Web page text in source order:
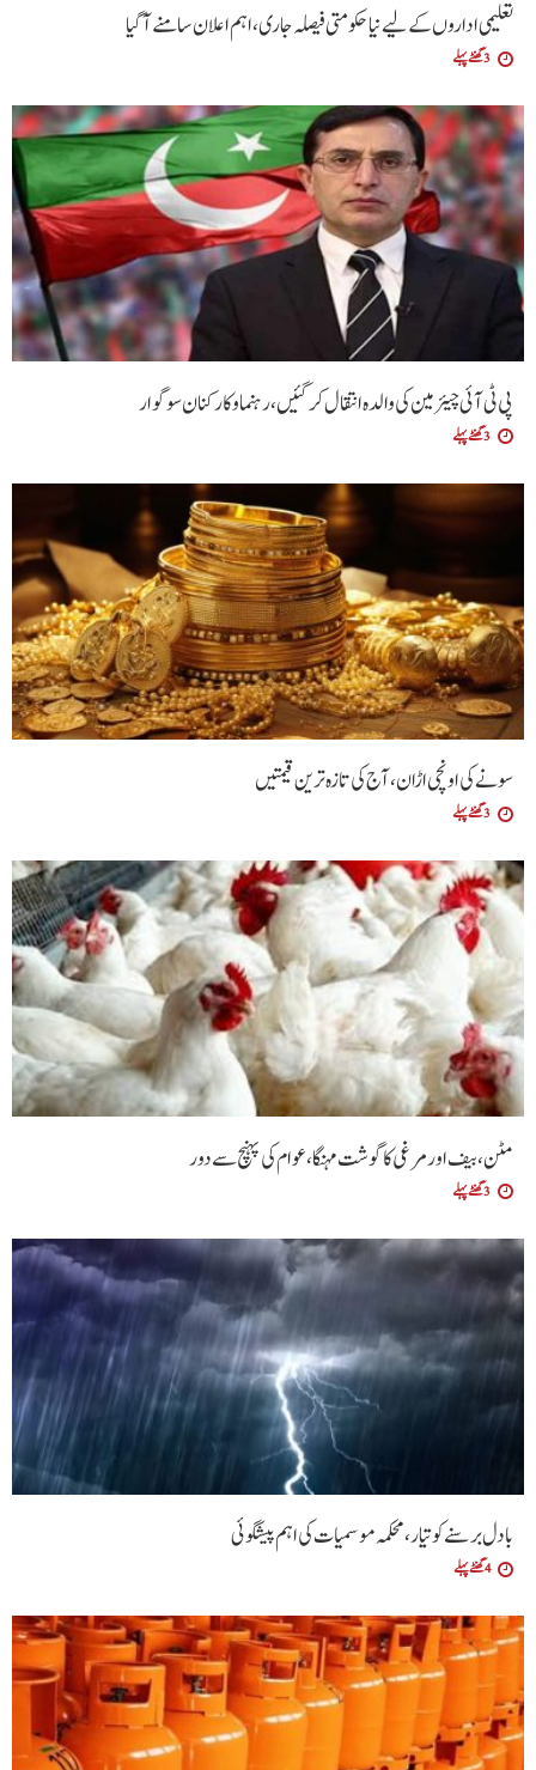
تعلیمی اداروں کے لیے نیا حکومتی فیصلہ جاری، اہم اعلان سامنے آگیا
3 گھنٹے پہلے
پی ٹی آئی چیئرمین کی والدہ انتقال کرگئیں، رہنما و کارکنان سوگوار
3 گھنٹے پہلے
سونے کی اونچی اڑان، آج کی تازہ ترین قیمتیں
3 گھنٹے پہلے
مٹن، بیف اور مرغی کا گوشت مہنگا، عوام کی پہنچ سے دور
3 گھنٹے پہلے
بادل برسنے کو تیار، محکمہ موسمیات کی اہم پیشگوئی
4 گھنٹے پہلے